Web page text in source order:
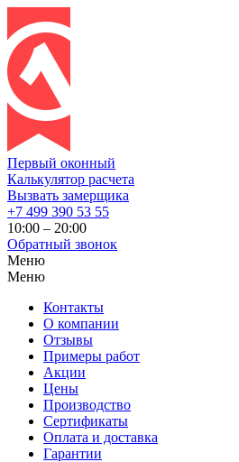
Первый оконный
Калькулятор расчета
Вызвать замерщика
+7 499 390 53 55
10:00 – 20:00
Обратный звонок
Меню
Меню
Контакты
О компании
Отзывы
Примеры работ
Акции
Цены
Производство
Сертификаты
Оплата и доставка
Гарантии